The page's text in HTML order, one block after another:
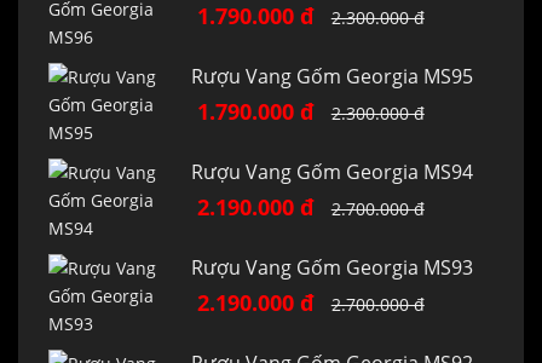
1.790.000 đ 2.300.000 đ
Rượu Vang Gốm Georgia MS95
1.790.000 đ 2.300.000 đ
Rượu Vang Gốm Georgia MS94
2.190.000 đ 2.700.000 đ
Rượu Vang Gốm Georgia MS93
2.190.000 đ 2.700.000 đ